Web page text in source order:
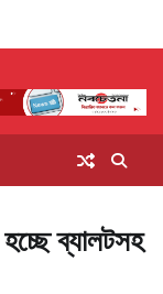
ব্যালটসহ